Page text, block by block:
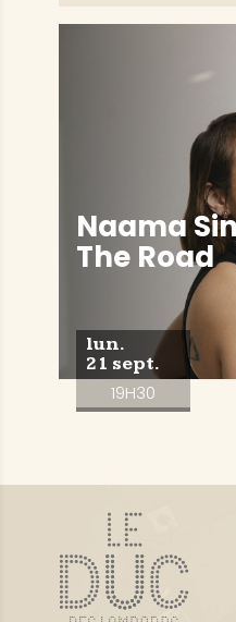
Naama
The Road
lun.
21 sept.
19H30